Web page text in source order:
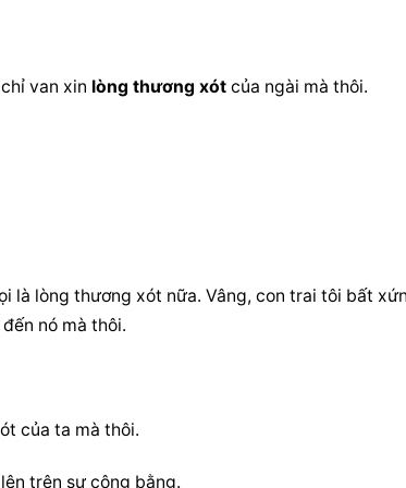
van xin lòng thương xót của ngài mà thôi.
là lòng thương xót nữa. Vâng, con trai tôi bất
đến nó mà thôi.
của ta mà thôi.
trên sự công bằng.